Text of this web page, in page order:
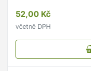
52,00 Kč
včetně DPH